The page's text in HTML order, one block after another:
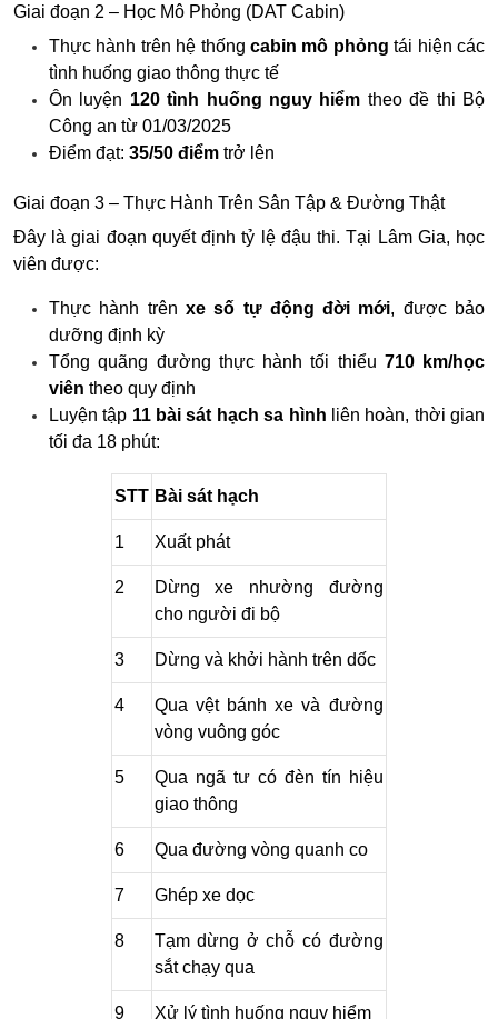
Giai đoạn 2 – Học Mô Phỏng (DAT Cabin)
Thực hành trên hệ thống cabin mô phỏng tái hiện các
tình huống giao thông thực tế
Ôn luyện 120 tình huống nguy hiểm theo đề thi Bộ
Công an từ 01/03/2025
Điểm đạt: 35/50 điểm trở lên
Giai đoạn 3 – Thực Hành Trên Sân Tập & Đường Thật
Đây là giai đoạn quyết định tỷ lệ đậu thi. Tại Lâm Gia, học
viên được:
Thực hành trên xe số tự động đời mới, được bảo
dưỡng định kỳ
Tổng quãng đường thực hành tối thiểu 710 km/học
viên theo quy định
Luyện tập 11 bài sát hạch sa hình liên hoàn, thời gian
tối đa 18 phút:
STT Bài sát hạch
1 Xuất phát
2
Dừng xe nhường đường
cho người đi bộ
3 Dừng và khởi hành trên dốc
4
Qua vệt bánh xe và đường
vòng vuông góc
5
Qua ngã tư có đèn tín hiệu
giao thông
6 Qua đường vòng quanh co
7 Ghép xe dọc
8
Tạm dừng ở chỗ có đường
sắt chạy qua
9 Xử lý tình huống nguy hiểm